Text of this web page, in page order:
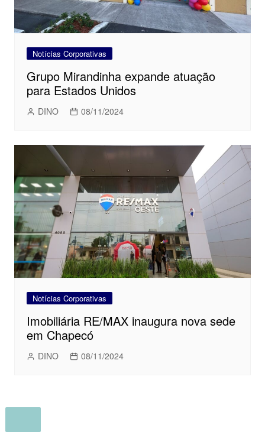
Notícias Corporativas
Grupo Mirandinha expande atuação
para Estados Unidos
DINO 08/11/2024
Notícias Corporativas
Imobiliária RE/MAX inaugura nova sede
em Chapecó
DINO 08/11/2024